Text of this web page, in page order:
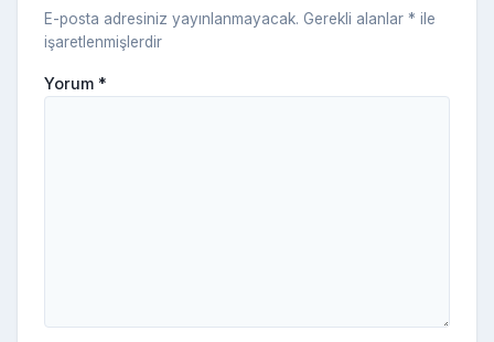
E-posta adresiniz yayınlanmayacak. Gerekli alanlar * ile
işaretlenmişlerdir
Yorum *